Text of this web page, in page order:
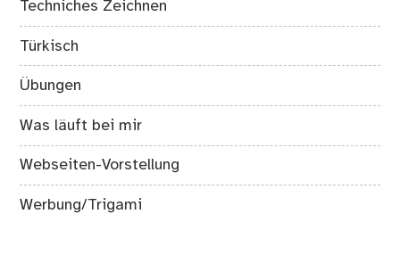
Techniches Zeichnen
Türkisch
Übungen
Was läuft bei mir
Webseiten-Vorstellung
Werbung/Trigami